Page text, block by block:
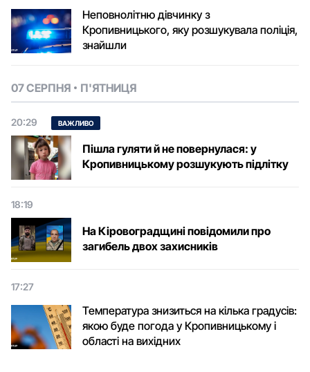
Неповнолітню дівчинку з
Кропивницького, яку розшукувала поліція,
знайшли
07 СЕРПНЯ П'ЯТНИЦЯ
20:29 ВАЖЛИВО
Пішла гуляти й не повернулася: у
Кропивницькому розшукують підлітку
18:19
На Кіровоградщині повідомили про
загибель двох захисників
17:27
Температура знизиться на кілька градусів:
якою буде погода у Кропивницькому і
області на вихідних